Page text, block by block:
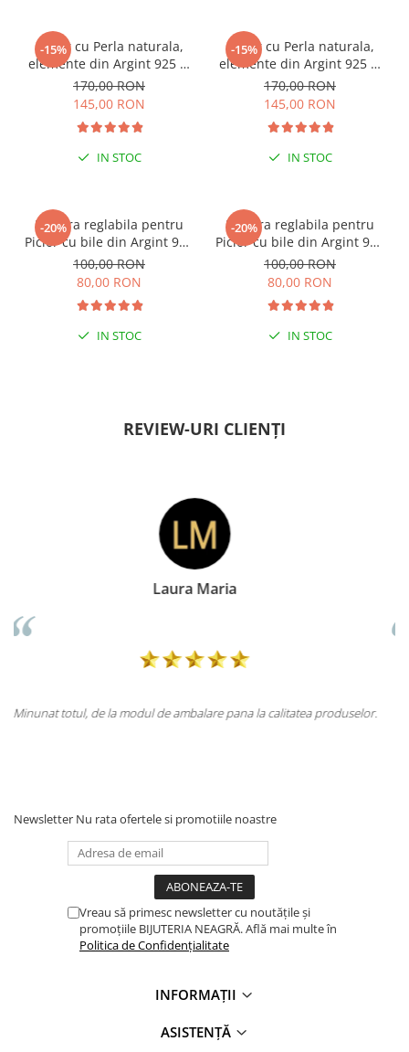
-15%
Colier cu Perla naturala,
elemente din Argint 925 si
margele Miyuki, multicolor
170,00 RON
145,00 RON
IN STOC
-15%
Colier cu Perla naturala,
elemente din Argint 925 si
margele Miyuki, verde/kiwi
170,00 RON
145,00 RON
IN STOC
-20%
Bratara reglabila pentru
Picior cu bile din Argint 925
si margele Miyuki rosii
100,00 RON
80,00 RON
IN STOC
-20%
Bratara reglabila pentru
Picior cu bile din Argint 925
si margele Miyuki verzi
100,00 RON
80,00 RON
IN STOC
REVIEW-URI CLIENȚI
produselor.
Doina Georgescu
Totul la superlativ! Produsul, fix descrierea, ambalaj,
Newsletter Nu rata ofertele si promotiile noastre
Vreau să primesc newsletter cu noutățile și
promoțiile BIJUTERIA NEAGRĂ. Află mai multe în
Politica de Confidențialitate
INFORMAȚII
ASISTENȚĂ